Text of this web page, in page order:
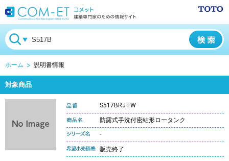
ホーム 説明書情報
対象商品
S517BRJTW
防露式手洗付密結形ロータンク
-
販売終了